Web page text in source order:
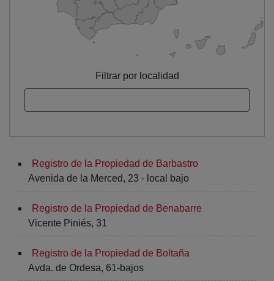
Filtrar por localidad
Registro de la Propiedad de Barbastro
Avenida de la Merced, 23 - local bajo
Registro de la Propiedad de Benabarre
Vicente Piniés, 31
Registro de la Propiedad de Boltaña
Avda. de Ordesa, 61-bajos